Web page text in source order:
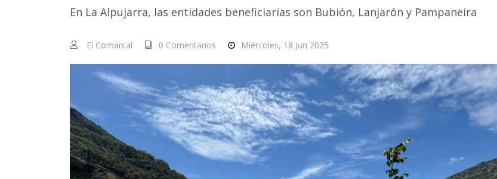
En La Alpujarra, las entidades beneficiarias son Bubión, Lanjarón y Pampaneira
El Comarcal 0 Comentarios Miércoles, 18 Jun 2025